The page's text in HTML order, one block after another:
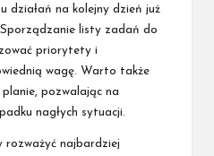
działań na kolejny dzień już
listy zadań do
priorytety i
wagę. Warto także
pozwalając na
nagłych sytuacji.
rozważyć najbardziej